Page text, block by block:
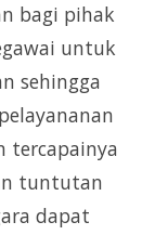
bagi pihak
untuk
sehingga
tercapainya
tuntutan
dapat